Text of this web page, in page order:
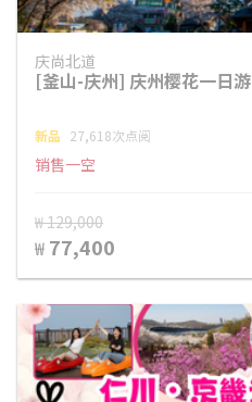
庆尚北道
[釜山-庆州] 庆州樱花一日游
新品 27,618次点阅
销售一空
₩ 129,000
₩ 77,400